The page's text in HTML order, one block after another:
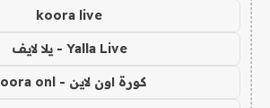
koora live
Yalla Live - يلا لايف
كورة اون لاين - koora onl